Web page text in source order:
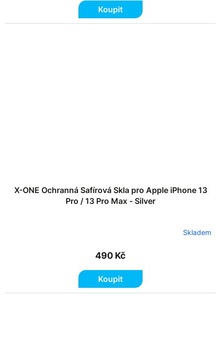
Koupit
X-ONE Ochranná Safírová Skla pro Apple iPhone 13
Pro / 13 Pro Max - Silver
Skladem
490 Kč
Koupit